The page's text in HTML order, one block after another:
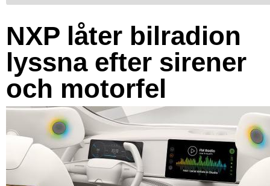
NXP låter bilradion
lyssna efter sirener
och motorfel